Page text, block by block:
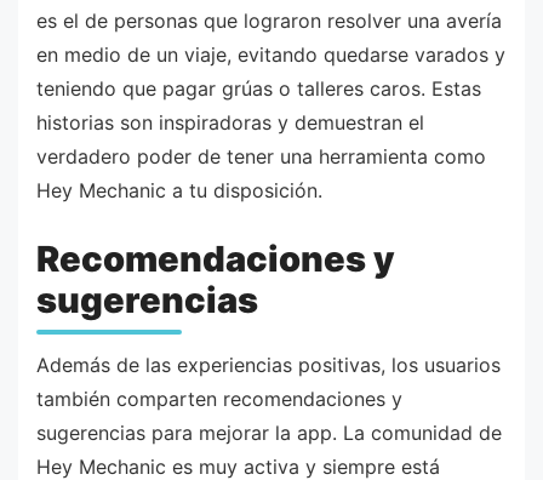
es el de personas que lograron resolver una avería
en medio de un viaje, evitando quedarse varados y
teniendo que pagar grúas o talleres caros. Estas
historias son inspiradoras y demuestran el
verdadero poder de tener una herramienta como
Hey Mechanic a tu disposición.
Recomendaciones y
sugerencias
Además de las experiencias positivas, los usuarios
también comparten recomendaciones y
sugerencias para mejorar la app. La comunidad de
Hey Mechanic es muy activa y siempre está